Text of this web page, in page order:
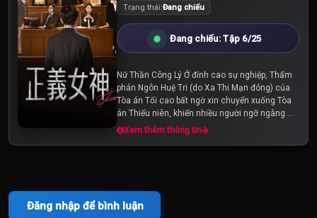
Trạng thái:Đang chiếu
Đang chiếu: Tập 6/25
Nữ Thần Công Lý Ở đỉnh cao sự nghiệp, Thẩm
phán Ngôn Huệ Tri (do Xa Thi Mạn đóng) của
Tòa án Tối cao bất ngờ xin chuyển xuống Tòa
án Thiếu niên, khiến nhiều người ngỡ ngàng.
Không chỉ từ bỏ tiền đồ đang rộng mở, quyết
Xem thêm thông tin
Đăng nhập để bình luận